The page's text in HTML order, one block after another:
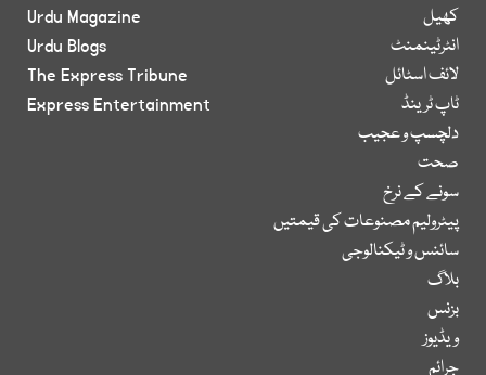
کھیل
انٹرٹینمنٹ
لائف اسٹائل
ٹاپ ٹرینڈ
دلچسپ و عجیب
صحت
سونے کے نرخ
پیٹرولیم مصنوعات کی قیمتیں
سائنس و ٹیکنالوجی
بلاگ
بزنس
ویڈیوز
جرائم
Urdu Magazine
Urdu Blogs
The Express Tribune
Express Entertainment